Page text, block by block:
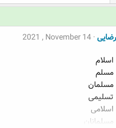
2021 , November 14
اسلام
مسلم
مسلمان
تسلیمی
اسلامی
مسلمانان